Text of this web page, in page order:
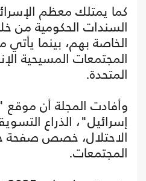
كما يمتلك معظم
السندات الحكومية من
الخاصة بهم، بينما
المجتمعات المسيحية
المتحدة.
وأفادت المجلة أن
إسرائيل"، الذراع
الاحتلال، خصص صفحة
المجتمعات.